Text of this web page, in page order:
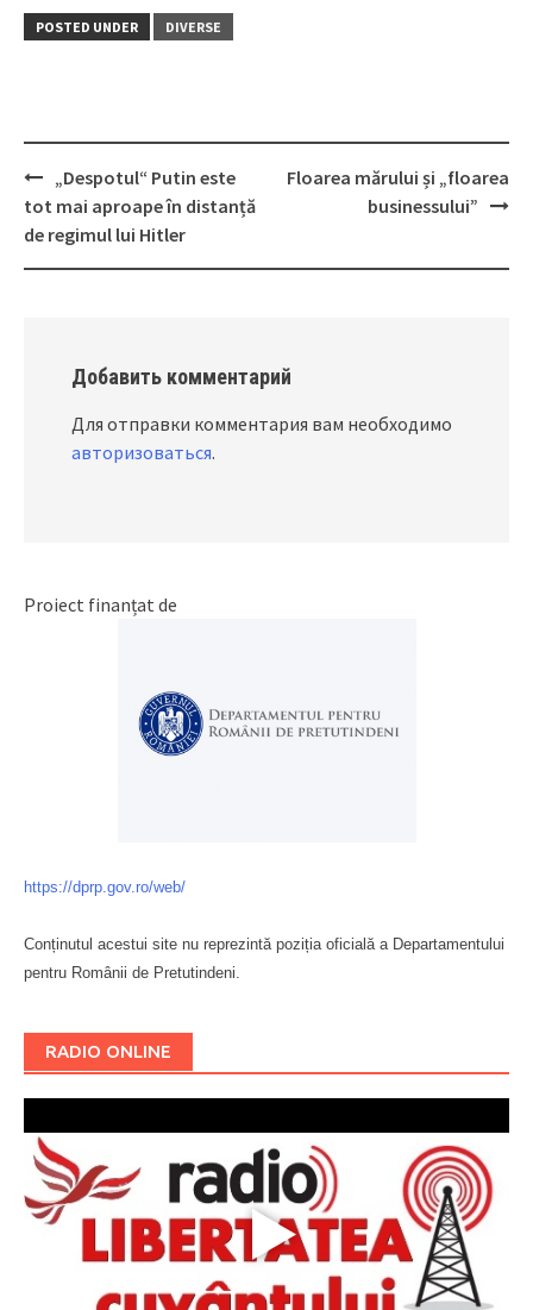
POSTED UNDER DIVERSE
Post
navigation
„Despotul“ Putin este
tot mai aproape în distanță
de regimul lui Hitler
Floarea mărului și „floarea
businessului”
Добавить комментарий
Для отправки комментария вам необходимо
авторизоваться.
Proiect finanțat de
https://dprp.gov.ro/web/
Conținutul acestui site nu reprezintă poziția oficială a Departamentului
pentru Românii de Pretutindeni.
RADIO ONLINE